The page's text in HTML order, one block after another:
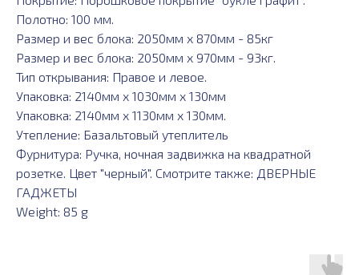
Полотно: 100 мм.
Размер и вес блока: 2050мм х 870мм - 85кг
Размер и вес блока: 2050мм х 970мм - 93кг.
Тип открывания: Правое и левое.
Упаковка: 2140мм х 1030мм х 130мм
Упаковка: 2140мм х 1130мм х 130мм.
Утепление: Базальтовый утеплитель
Фурнитура: Ручка, ночная задвижка на квадратной
розетке. Цвет "черный". Смотрите также: ДВЕРНЫЕ
ГАДЖЕТЫ
Weight: 85 g